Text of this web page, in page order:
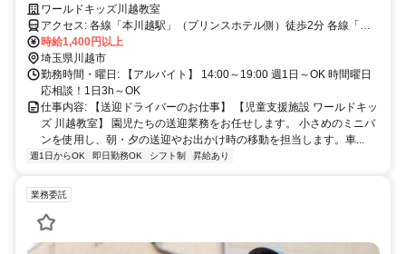
ワールドキッズ川越教室
アクセス: 各線「本川越駅」（プリンスホテル側）徒歩2分 各線「川
越駅」（東口）徒歩8分
時給1,400円以上
埼玉県川越市
勤務時間・曜日: 【アルバイト】 14:00～19:00 週1日～OK 時間曜日
応相談！1日3h～OK
仕事内容: 【送迎ドライバーのお仕事】 【児童支援施設 ワールドキッ
ズ 川越教室】 園児たちの送迎業務をお任せします。 小さめのミニバ
ンを使用し、朝・夕の送迎やお出かけ時の移動を担当します。車...
週1日からOK 即日勤務OK シフト制 昇給あり
業務委託